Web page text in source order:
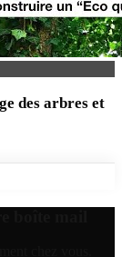
des arbres et